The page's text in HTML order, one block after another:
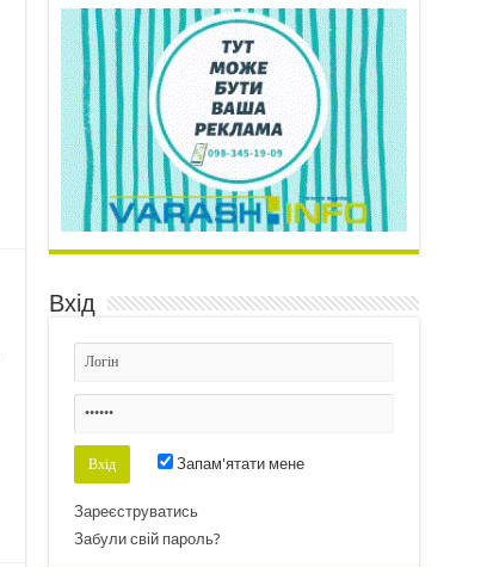
Вхід
Запам'ятати мене
Зареєструватись
Забули свій пароль?